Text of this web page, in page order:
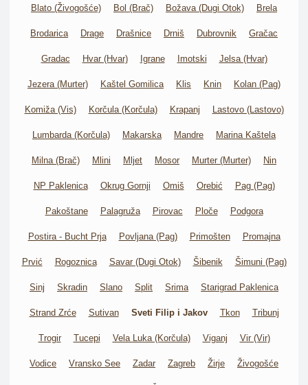
Blato (Živogošće) Bol (Brač) Božava (Dugi Otok) Brela
Brodarica Drage Drašnice Drniš Dubrovnik Gračac
Gradac Hvar (Hvar) Igrane Imotski Jelsa (Hvar)
Jezera (Murter) Kaštel Gomilica Klis Knin Kolan (Pag)
Komiža (Vis) Korčula (Korčula) Krapanj Lastovo (Lastovo)
Lumbarda (Korčula) Makarska Mandre Marina Kaštela
Milna (Brač) Mlini Mljet Mosor Murter (Murter) Nin
NP Paklenica Okrug Gornji Omiš Orebić Pag (Pag)
Pakoštane Palagruža Pirovac Ploče Podgora
Postira - Bucht Prja Povljana (Pag) Primošten Promajna
Prvić Rogoznica Savar (Dugi Otok) Šibenik Šimuni (Pag)
Sinj Skradin Slano Split Srima Starigrad Paklenica
Strand Zrće Sutivan Sveti Filip i Jakov Tkon Tribunj
Trogir Tucepi Vela Luka (Korčula) Viganj Vir (Vir)
Vodice Vransko See Zadar Zagreb Žirje Živogošće